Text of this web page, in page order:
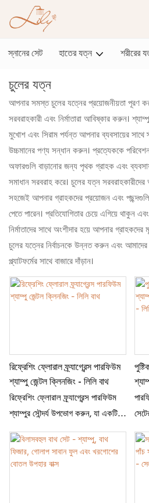
স্নানের সেট হাতের যত্ন শরীরের
চুলের যত্ন
আপনার সমস্ত চুলের যত্নের প্রয়োজনীয়তা পূরণ
সরবরাহকারী এবং নির্মাতারা আবিষ্কার করুন।
মুখোশ এবং সিরাম পর্যন্ত আপনার ব্যবসায়ের
উচ্চমানের পণ্য সন্ধান করুন। প্রত্যেককে
অফারগুলি বাড়ানোর জন্য পৃথক গ্রাহক এবং
সমাধান সরবরাহ করে। চুলের যত্ন সরবরাহকারীদের
সহজেই আপনার গ্রাহকদের প্রয়োজন এবং
পেতে পারেন। প্রতিযোগিতার চেয়ে এগিয়ে থাকুন
নির্মাতাদের সাথে অংশীদার হয়ে আপনার
চুলের যত্নের নির্বাচনকে উন্নত করুন এবং আমাদের
প্ল্যাটফর্মের সাথে বাজারে দাঁড়ান।
রিফ্রেশিং ফ্লোরাল ফ্র্যাগ্রেন্স পারফিউম
শ্যাম্পু জেন্টল ক্লিনজিং - লিলি বাথ
রিফ্রেশিং ফ্লোরাল ফ্র্যাগ্রেন্স পারফিউম
শ্যাম্পুর সৌন্দর্য উপভোগ করুন, যা একটি
মৃদু ক্লিনজিং ফর্মুলা দিয়ে তৈরি যা আপনার
চুলকে সতেজ, নরম এবং সুন্দর সুগন্ধযুক্ত
করে তোলে। ফুল ফোটানো লিলির সূক্ষ্ম
সহ -
করে